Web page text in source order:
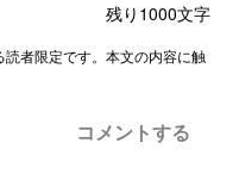
残り 1000文字
者限定です。本文の内容に触
コメントする